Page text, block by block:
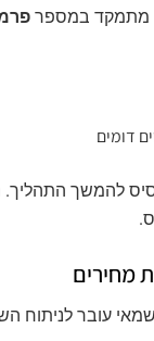
מתמקד במספר
דומים
להמשך התהליך.
מחירים
עובר לניתוח